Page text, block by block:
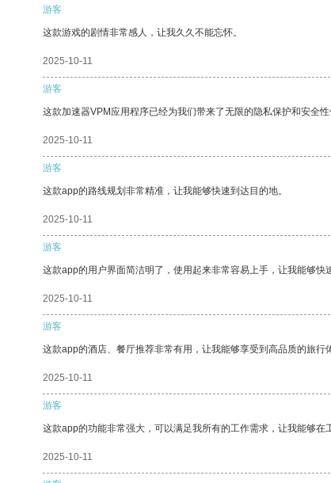
游客
这款游戏的剧情非常感人，让我久久不能忘怀。
2025-10-11
游客
这款加速器VPM应用程序已经为我们带来了无限的隐私保护和安全性
2025-10-11
游客
这款app的路线规划非常精准，让我能够快速到达目的地。
2025-10-11
游客
这款app的用户界面简洁明了，使用起来非常容易上手，让我能够快
2025-10-11
游客
这款app的酒店、餐厅推荐非常有用，让我能够享受到高品质的旅行
2025-10-11
游客
这款app的功能非常强大，可以满足我所有的工作需求，让我能够在
2025-10-11